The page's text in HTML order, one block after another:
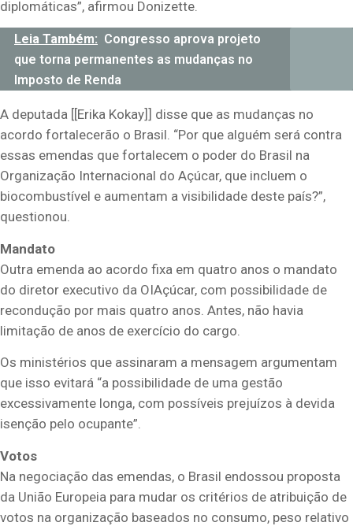
diplomáticas”, afirmou Donizette.
Leia Também: Congresso aprova projeto
que torna permanentes as mudanças no
Imposto de Renda
A deputada [[Erika Kokay]] disse que as mudanças no
acordo fortalecerão o Brasil. “Por que alguém será contra
essas emendas que fortalecem o poder do Brasil na
Organização Internacional do Açúcar, que incluem o
biocombustível e aumentam a visibilidade deste país?”,
questionou.
Mandato
Outra emenda ao acordo fixa em quatro anos o mandato
do diretor executivo da OIAçúcar, com possibilidade de
recondução por mais quatro anos. Antes, não havia
limitação de anos de exercício do cargo.
Os ministérios que assinaram a mensagem argumentam
que isso evitará “a possibilidade de uma gestão
excessivamente longa, com possíveis prejuízos à devida
isenção pelo ocupante”.
Votos
Na negociação das emendas, o Brasil endossou proposta
da União Europeia para mudar os critérios de atribuição de
votos na organização baseados no consumo, peso relativo